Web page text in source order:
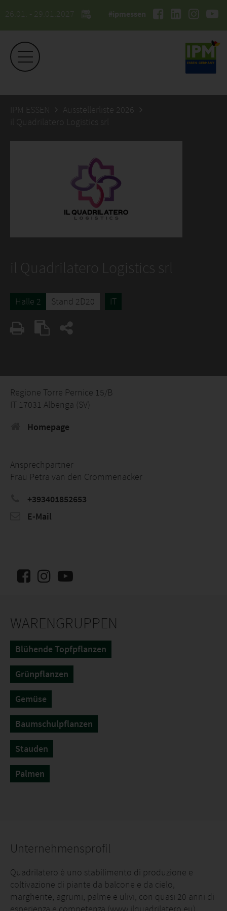
26.01. - 29.01.2027 #ipmessen
IPM ESSEN
Ausstellerliste 2026
il Quadrilatero Logistics srl
il Quadrilatero Logistics srl
Halle 2 Stand 2D20 IT
Regione Torre Pernice 15/B
IT 17031 Albenga (SV)
Homepage
Ansprechpartner
Frau Petra van den Crommenacker
+393401852653
E-Mail
WARENGRUPPEN
Blühende Topfpflanzen
Grünpflanzen
Gemüse
Baumschulpflanzen
Stauden
Palmen
Unternehmensprofil
Quadrilatero è uno stabilimento di produzione e
coltivazione di piante da balcone e da cielo,
margherite, agrumi, palme e ulivi, con quasi 20 anni di